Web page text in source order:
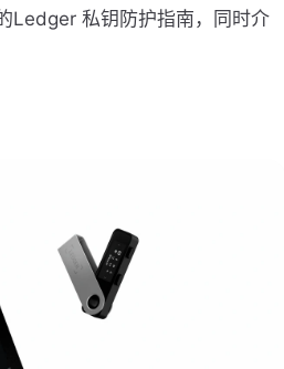
Ledger 私钥防护指南，同时介